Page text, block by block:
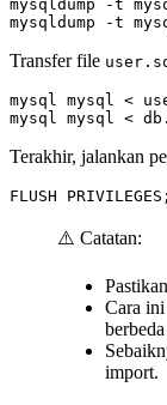
mysqldump -t
Transfer file
mysql mysql <
Terakhir, jalankan
FLUSH PRIVILEGES ;
⚠️ Catatan:
Cara
import.